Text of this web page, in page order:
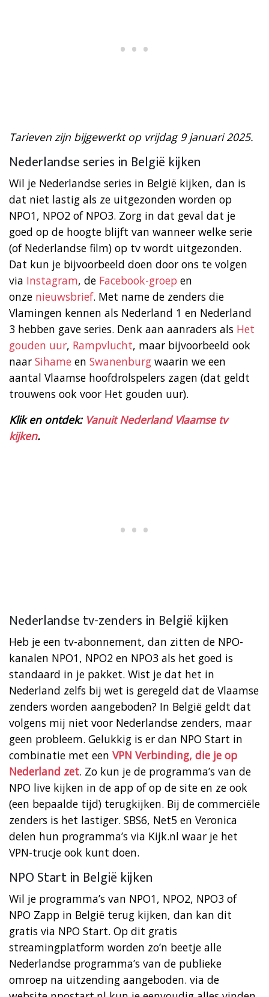
Tarieven zijn bijgewerkt op vrijdag 9 januari 2025.
Nederlandse series in België kijken
Wil je Nederlandse series in België kijken, dan is
dat niet lastig als ze uitgezonden worden op
NPO1, NPO2 of NPO3. Zorg in dat geval dat je
goed op de hoogte blijft van wanneer welke serie
(of Nederlandse film) op tv wordt uitgezonden.
Dat kun je bijvoorbeeld doen door ons te volgen
via Instagram, de Facebook-groep en
onze nieuwsbrief. Met name de zenders die
Vlamingen kennen als Nederland 1 en Nederland
3 hebben gave series. Denk aan aanraders als Het
gouden uur, Rampvlucht, maar bijvoorbeeld ook
naar Sihame en Swanenburg waarin we een
aantal Vlaamse hoofdrolspelers zagen (dat geldt
trouwens ook voor Het gouden uur).
Klik en ontdek: Vanuit Nederland Vlaamse tv
kijken.
Nederlandse tv-zenders in België kijken
Heb je een tv-abonnement, dan zitten de NPO-
kanalen NPO1, NPO2 en NPO3 als het goed is
standaard in je pakket. Wist je dat het in
Nederland zelfs bij wet is geregeld dat de Vlaamse
zenders worden aangeboden? In België geldt dat
volgens mij niet voor Nederlandse zenders, maar
geen probleem. Gelukkig is er dan NPO Start in
combinatie met een VPN Verbinding, die je op
Nederland zet. Zo kun je de programma’s van de
NPO live kijken in de app of op de site en ze ook
(een bepaalde tijd) terugkijken. Bij de commerciële
zenders is het lastiger. SBS6, Net5 en Veronica
delen hun programma’s via Kijk.nl waar je het
VPN-trucje ook kunt doen.
NPO Start in België kijken
Wil je programma’s van NPO1, NPO2, NPO3 of
NPO Zapp in België terug kijken, dan kan dit
gratis via NPO Start. Op dit gratis
streamingplatform worden zo’n beetje alle
Nederlandse programma’s van de publieke
omroep na uitzending aangeboden. via de